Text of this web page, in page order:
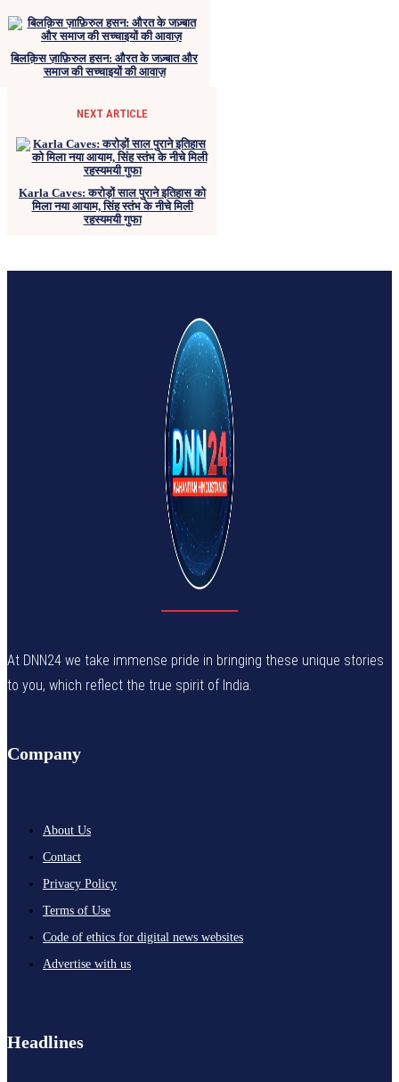
बिलक़िस ज़ाफ़िरुल हसन: औरत के जज़्बात और
समाज की सच्चाइयों की आवाज़
NEXT ARTICLE
Karla Caves: करोड़ों साल पुराने इतिहास को
मिला नया आयाम, सिंह स्तंभ के नीचे मिली
रहस्यमयी गुफा
At DNN24 we take immense pride in bringing these unique stories
to you, which reflect the true spirit of India.
Company
About Us
Contact
Privacy Policy
Terms of Use
Code of ethics for digital news websites
Advertise with us
Headlines